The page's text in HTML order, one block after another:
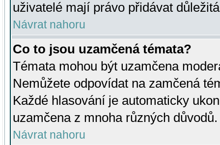
uživatelé mají právo přidávat
Návrat nahoru
Co to jsou uzamčená témata?
Témata mohou být uzamčena
Nemůžete odpovídat na zamčená
Každé hlasování je automaticky
uzamčena z mnoha různých důvodů.
Návrat nahoru